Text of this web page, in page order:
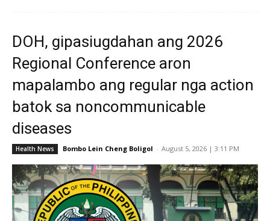
DOH, gipasiugdahan ang 2026
Regional Conference aron
mapalambo ang regular nga action
batok sa noncommunicable
diseases
Health News Bombo Lein Cheng Boligol - August 5, 2026 | 3:11 PM